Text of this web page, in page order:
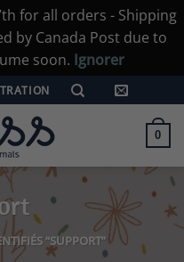
for all orders - Shipping
by Canada Post due to
soon. Ignorer
0
“SUPPORT”